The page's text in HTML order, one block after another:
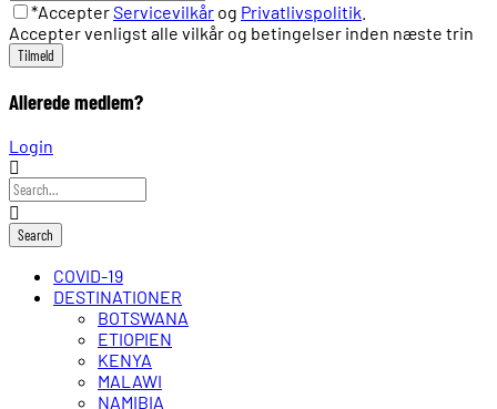
*AccepterServicevilkår og Privatlivspolitik
Accepter venligst alle vilkår og betingelser inden næste trin
Allerede medlem?
Login
COVID-19
DESTINATIONER
BOTSWANA
ETIOPIEN
KENYA
MALAWI
NAMIBIA